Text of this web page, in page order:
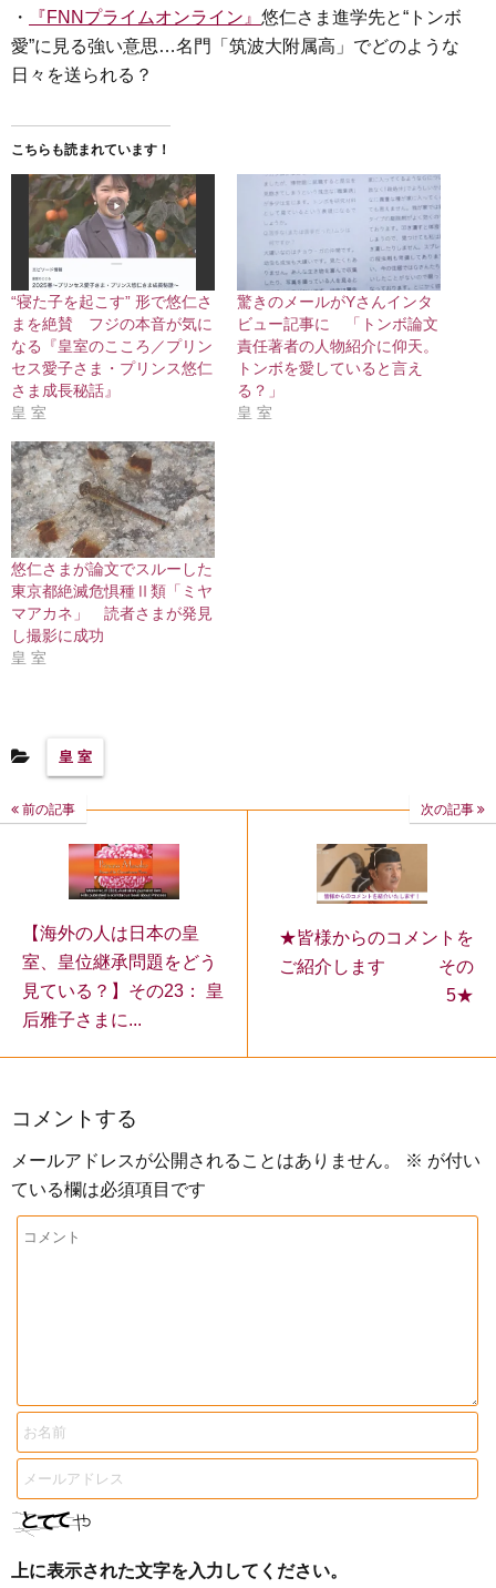
・ 『FNNプライムオンライン』 悠仁さま進学先と“トンボ
愛”に見る強い意思…名門「筑波大附属高」でどのような
日々を送られる？
こちらも読まれています！
“寝た子を起こす” 形で悠仁さ
まを絶賛 フジの本音が気に
なる『皇室のこころ／プリン
セス愛子さま・プリンス悠仁
さま成長秘話』
皇 室
驚きのメールがYさんインタ
ビュー記事に 「トンボ論文
責任著者の人物紹介に仰天。
トンボを愛していると言え
る？」
皇 室
悠仁さまが論文でスルーした
東京都絶滅危惧種Ⅱ類「ミヤ
マアカネ」 読者さまが発見
し撮影に成功
皇 室
皇 室
前の記事
【海外の人は日本の皇
室、皇位継承問題をどう
見ている？】その23： 皇
后雅子さまに...
次の記事
★皆様からのコメントを
ご紹介します その
5★
コメントする
メールアドレスが公開されることはありません。 ※ が付い
ている欄は必須項目です
上に表示された文字を入力してください。